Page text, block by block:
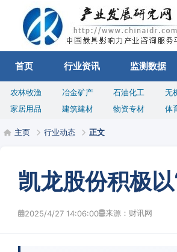
首页 行业资讯 监测数据
农林牧渔 冶金矿产 石油化工 无
家居用品
建筑建材 物资专材 体
主页 行业动态 正文
凯龙股份积极
2025/4/27 14:06:00 来源：财讯网